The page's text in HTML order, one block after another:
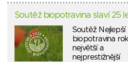
Soutěž biopotravina slaví 25
Soutěž Nejlepší
biopotravina
největší a
nejprestižnější